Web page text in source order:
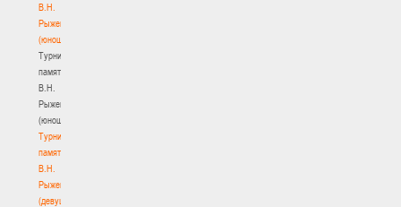
В.Н.
Рыженкова
(юноши)
Турнир
памяти
В.Н.
Рыженкова
(юноши)
Турнир
памяти
В.Н.
Рыженкова
(девушки)